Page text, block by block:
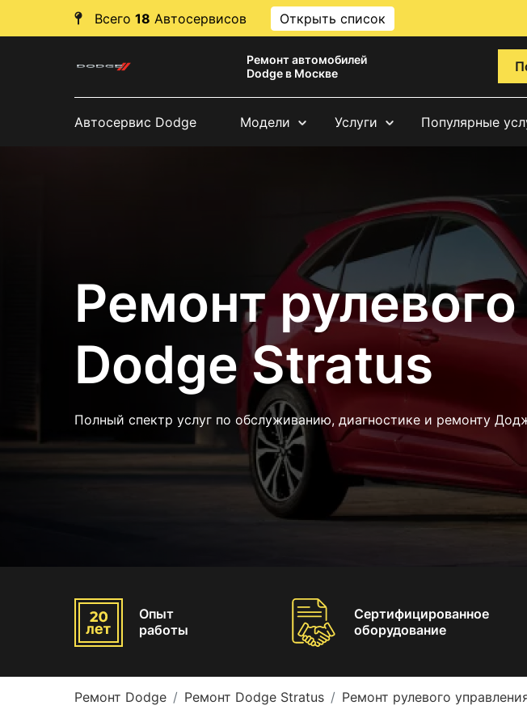
Всего 18 Автосервисов Открыть список
Ремонт автомобилей
Dodge в Москве
Автосервис Dodge Модели Услуги Популярные
Ремонт
Dodge Stratus
Полный спектр услуг по обслуживанию, диагностике и ремонту
Опыт
работы
Сертифицированное
оборудование
Ремонт Dodge Ремонт Dodge Stratus Ремонт рулевого